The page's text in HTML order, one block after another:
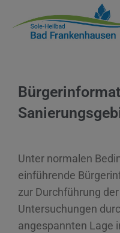
Unter normalen
einführende
zur Durchführung
Untersuchungen
angespannten Lage